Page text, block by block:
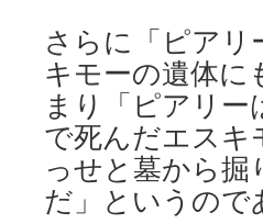
さらに「ピアリ
キモーの遺体に
まり「ピアリー
で死んだエスキ
っせと墓から掘
だ」というので